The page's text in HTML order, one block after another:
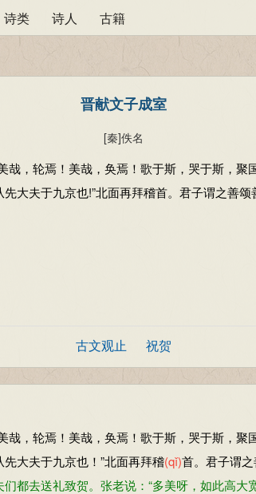
诗类 诗人 古籍
晋献文子成室
[秦]佚名
哉，轮焉！美哉，奂焉！歌于斯，哭于斯，聚
大夫于九京也!”北面再拜稽首。君子谓之善颂
古文观止 祝贺
哉，轮焉！美哉，奂焉！歌于斯，哭于斯，聚
大夫于九京也！”北面再拜稽(qǐ)首。君子谓之
去送礼致贺。张老说：“多美呀，如此高大